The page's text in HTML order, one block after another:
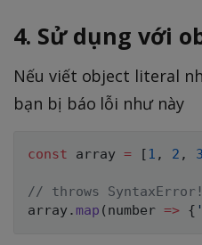
4. Sử dụng với
Nếu viết object literal
bạn bị báo lỗi như này
const array = [ 1 , 2 , 3
// throws SyntaxError!
array. map ( number => {